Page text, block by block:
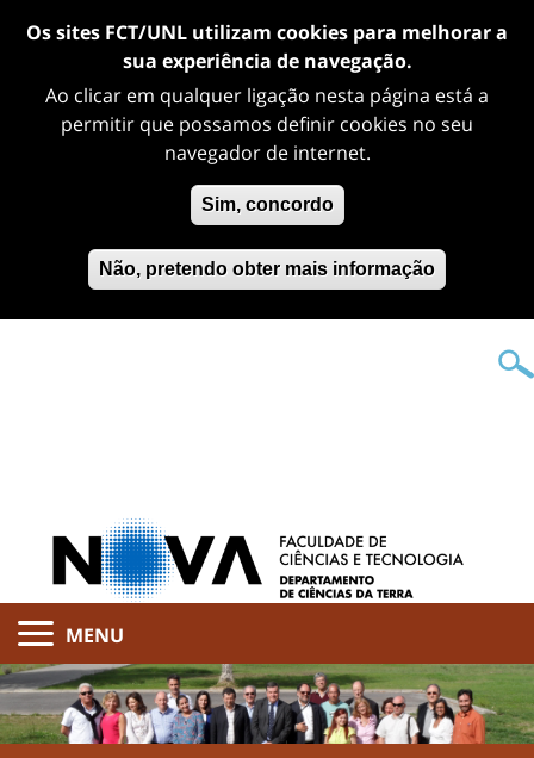
Os sites FCT/UNL utilizam cookies para melhorar a
sua experiência de navegação.
Ao clicar em qualquer ligação nesta página está a
permitir que possamos definir cookies no seu
navegador de internet.
Sim, concordo
Não, pretendo obter mais informação
MENU